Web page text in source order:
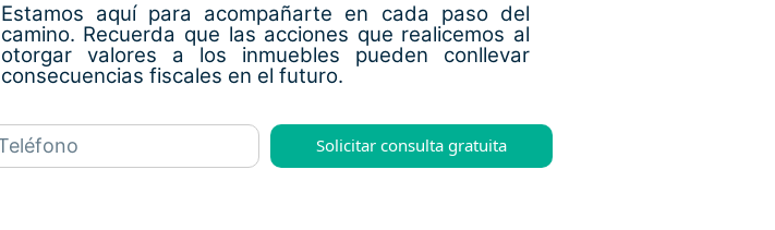
Estamos aquí para acompañarte en cada paso del
camino. Recuerda que las acciones que realicemos al
otorgar valores a los inmuebles pueden conllevar
consecuencias fiscales en el futuro.
Solicitar consulta gratuita